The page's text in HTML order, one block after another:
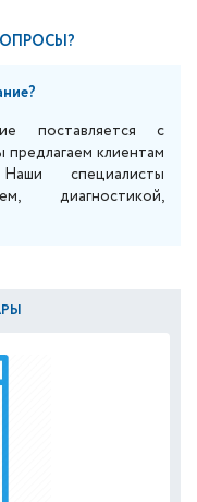
поставляется с
предлагаем клиентам
специалисты
диагностикой,